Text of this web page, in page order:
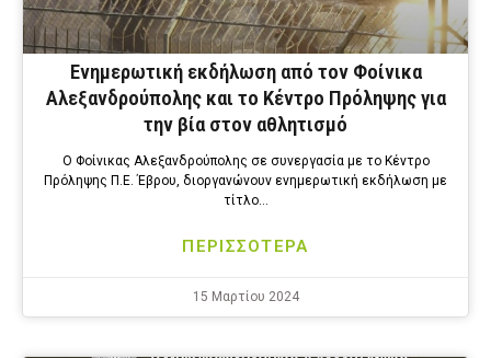
Ενημερωτική εκδήλωση από τον Φοίνικα
Αλεξανδρούπολης και το Κέντρο Πρόληψης για
την βία στον αθλητισμό
Ο Φοίνικας Αλεξανδρούπολης σε συνεργασία με το Κέντρο
Πρόληψης Π.Ε. Έβρου, διοργανώνουν ενημερωτική εκδήλωση με
τίτλο…
ΠΕΡΙΣΣΟΤΕΡΑ
15 Μαρτίου 2024